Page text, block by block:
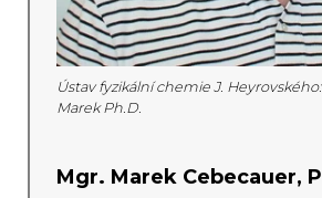
Ústav fyzikální chemie J.
Marek Ph.D.
Mgr. Marek Cebecauer,